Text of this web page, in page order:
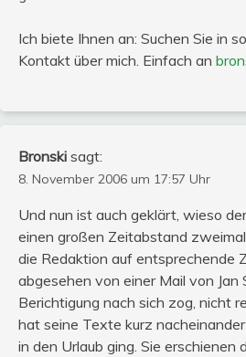
Ich biete Ihnen an: Suchen Sie in
Kontakt über mich. Einfach an
Bronski sagt:
8. November 2006 um 17:57 Uhr
Und nun ist auch geklärt, wieso
einen großen Zeitabstand
die Redaktion auf entsprechende
abgesehen von einer Mail von Jan
Berichtigung nach sich zog, nicht
hat seine Texte kurz
in den Urlaub ging. Sie erschienen